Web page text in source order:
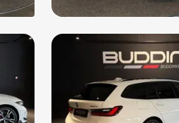
snelheidsafhankelijk
leder
multifunctioneel
verstelbaar
pakket
elektrisch uitklapbaar